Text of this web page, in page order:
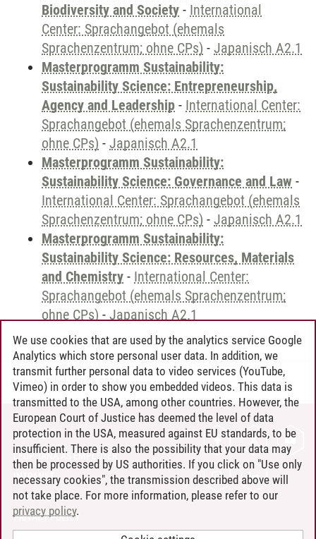
Biodiversity and Society - International
Center: Sprachangebot (ehemals
Sprachenzentrum; ohne CPs) - Japanisch A2.1
Masterprogramm Sustainability:
Sustainability Science: Entrepreneurship,
Agency and Leadership - International Center:
Sprachangebot (ehemals Sprachenzentrum;
ohne CPs) - Japanisch A2.1
Masterprogramm Sustainability:
Sustainability Science: Governance and Law -
International Center: Sprachangebot (ehemals
Sprachenzentrum; ohne CPs) - Japanisch A2.1
Masterprogramm Sustainability:
Sustainability Science: Resources, Materials
and Chemistry - International Center:
Sprachangebot (ehemals Sprachenzentrum;
ohne CPs) - Japanisch A2.1
Andreea Tribel 30.06.2024
CONTACT
LEUPHANA AS EMPLOYER
INTRANET
SITE NOTICE
PRIVACY POLICY
We use cookies that are used by the analytics service Google
Analytics which store personal user data. In addition, we
transmit further personal data to video services (YouTube,
Vimeo) in order to show you embedded videos. This data is
transmitted to the USA, among other countries. However, the
European Court of Justice has deemed the level of data
protection in the USA, measured against EU standards, to be
insufficient. There is also the possibility that your data may
then be processed by US authorities. If you click on "Use only
necessary cookies", the transmission described above will
not take place. For more information, please refer to our
privacy policy.